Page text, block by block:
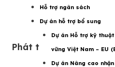
Hỗ trợ ngân sách
Dự án hỗ trợ bổ sung
Dự án Hỗ trợ kỹ thuật
vững Việt Nam – EU
Dự án Nâng cao
Phát triển Điện gió,
toàn cho